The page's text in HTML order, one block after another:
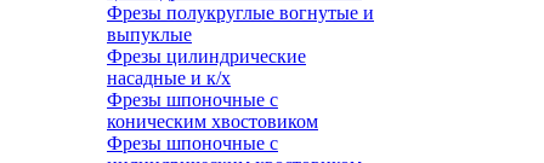
Фрезы полукруглые вогнутые и
выпуклые
Фрезы цилиндрические
насадные и к/х
Фрезы шпоночные с
коническим хвостовиком
Фрезы шпоночные с